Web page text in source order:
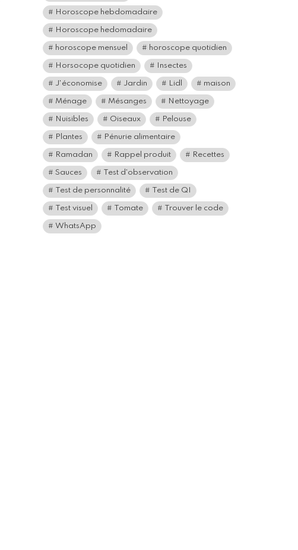
Horoscope hebdomadaire
Horoscope hedomadaire
horoscope mensuel horoscope quotidien
Horsocope quotidien Insectes
J'économise Jardin Lidl maison
Ménage Mésanges Nettoyage
Nuisibles Oiseaux Pelouse
Plantes Pénurie alimentaire
Ramadan Rappel produit Recettes
Sauces Test d'observation
Test de personnalité Test de QI
Test visuel Tomate Trouver le code
WhatsApp